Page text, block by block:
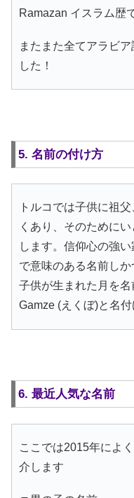
Ramazan イスラム歴
またまた全てアラビ
した！
5. 名前の付け方
トルコでは子供に祖
くあり、そのために
します。信仰心の強
で意味のある名前しか
子供が生まれた月を
Gamze (えくぼ)と名付
6. 最近人気な名前
ここでは2015年によ
介します